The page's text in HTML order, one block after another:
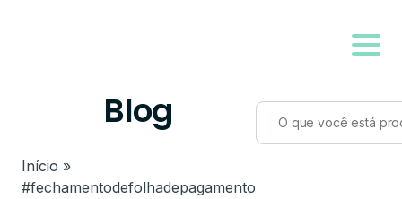
Blog
Início »
#fechamentodefolhadepagamento